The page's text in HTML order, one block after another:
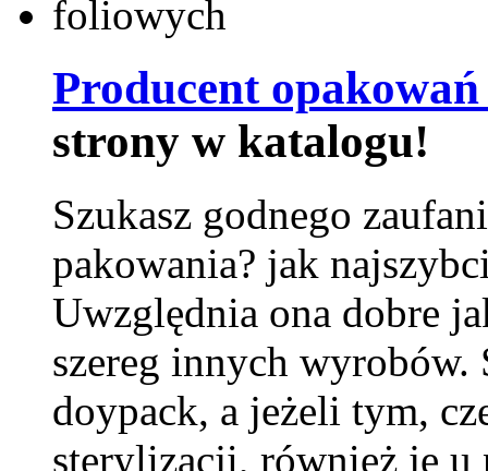
Producent
strony w katalogu!
Szukasz godnego
pakowania? jak
Uwzględnia ona dobre
szereg innych
doypack, a jeżeli tym,
sterylizacji, również je u